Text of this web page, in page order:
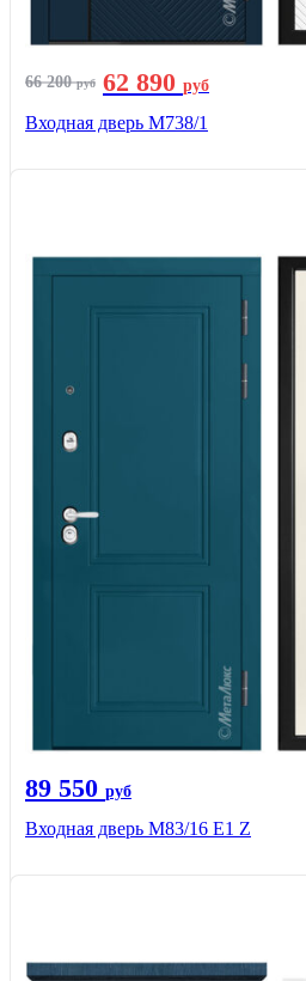
66 200руб 62 890 руб
Входная дверь М738/1
89 550 руб
Входная дверь M83/16 Е1 Z